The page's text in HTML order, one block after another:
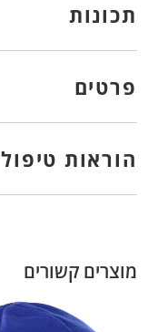
תכונות
פרטים
הוראות טיפול
מוצרים קשורים